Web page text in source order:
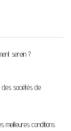
serein ?
des sociétés de
meilleures conditions